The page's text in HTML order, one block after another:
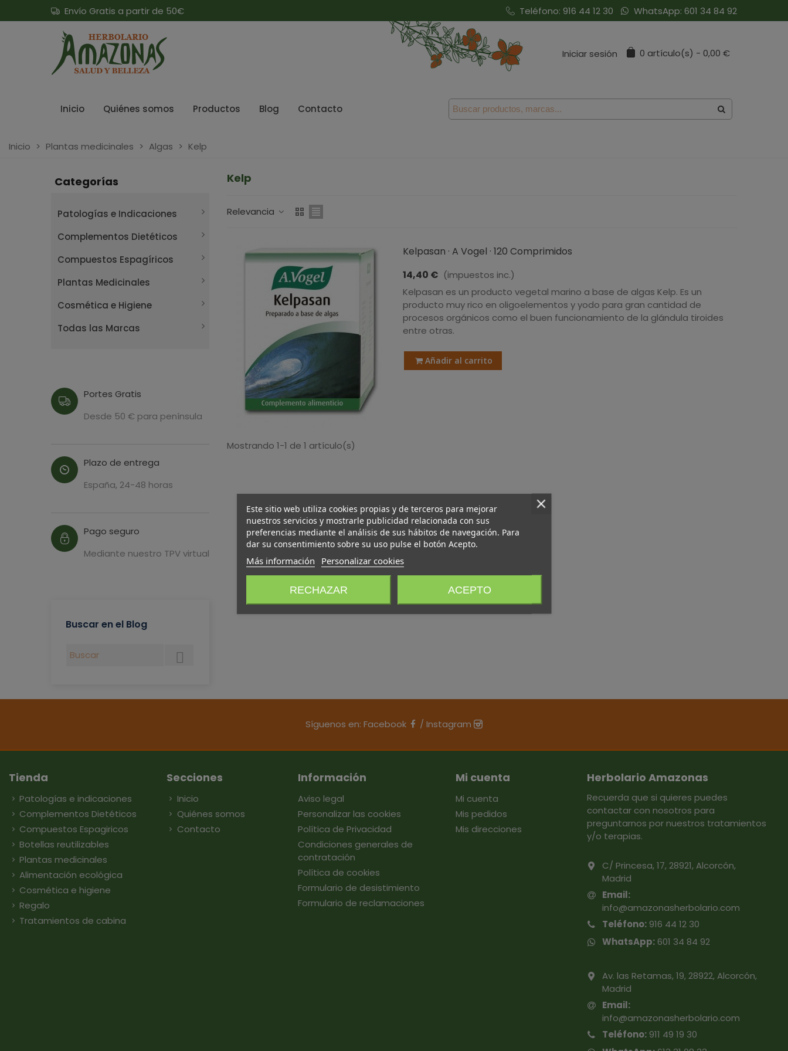
Envío Gratis a partir de 50€ Teléfono: 916 44 12 30 WhatsApp: 601 34 84 92
Iniciar sesión 0 artículo(s) - 0,00 €
Inicio Quiénes somos Productos Blog Contacto
Inicio > Plantas medicinales > Algas > Kelp
Categorías
Patologías e Indicaciones
Complementos Dietéticos
Compuestos Espagíricos
Plantas Medicinales
Cosmética e Higiene
Todas las Marcas
Portes Gratis
Desde 50 € para península
Plazo de entrega
España, 24-48 horas
Pago seguro
Mediante nuestro TPV virtual
Buscar en el Blog

Kelp
Relevancia
Kelpasan · A Vogel · 120 Comprimidos
14,40 € (impuestos inc.)
Kelpasan es un producto vegetal marino a base de algas Kelp. Es un
producto muy rico en oligoelementos y yodo para gran cantidad de
procesos orgánicos como el buen funcionamiento de la glándula tiroides
entre otras.
Añadir al carrito
Mostrando 1-1 de 1 artículo(s)
Síguenos en: Facebook / Instagram
Este sitio web utiliza cookies propias y de terceros para mejorar
nuestros servicios y mostrarle publicidad relacionada con sus
preferencias mediante el análisis de sus hábitos de navegación. Para
dar su consentimiento sobre su uso pulse el botón Acepto.
Más información Personalizar cookies
RECHAZAR ACEPTO
Tienda
Patologías e indicaciones
Complementos Dietéticos
Compuestos Espagiricos
Botellas reutilizables
Plantas medicinales
Alimentación ecológica
Cosmética e higiene
Regalo
Tratamientos de cabina
Secciones
Inicio
Quiénes somos
Contacto
Información
Aviso legal
Personalizar las cookies
Política de Privacidad
Condiciones generales de
contratación
Política de cookies
Formulario de desistimiento
Formulario de reclamaciones
Mi cuenta
Mi cuenta
Mis pedidos
Mis direcciones
Herbolario Amazonas
Recuerda que si quieres puedes
contactar con nosotros para
preguntarnos por nuestros tratamientos
y/o terapias.
C/ Princesa, 17, 28921, Alcorcón,
Madrid
Email:
info@amazonasherbolario.com
Teléfono: 916 44 12 30
WhatsApp: 601 34 84 92
Av. las Retamas, 19, 28922, Alcorcón,
Madrid
Email:
info@amazonasherbolario.com
Teléfono: 911 49 19 30